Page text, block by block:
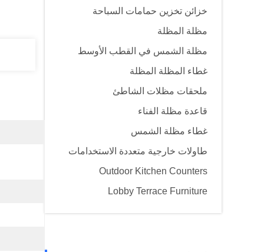
خزائن تخزين حمامات السباحة
مظلة المظلة
مظلة الشمس في القطب الأوسط
غطاء المظلة المظلة
ملحقات مظلات الشاطئ
قاعدة مظلة الفناء
غطاء مظلة الشمس
طاولات خارجية متعددة الاستخدامات
Outdoor Kitchen Counters
Lobby Terrace Furniture